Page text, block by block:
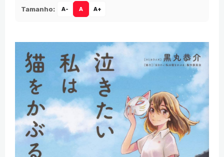
Tamanho: A- A A+